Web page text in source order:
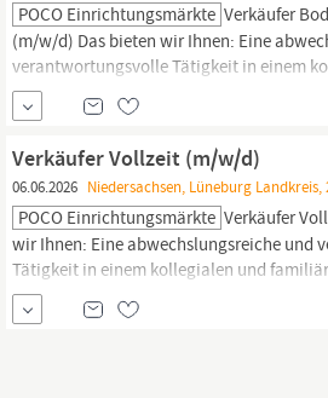
POCO Einrichtungsmärkte Verkäufer
(m/w/d) Das bieten wir Ihnen: Eine
verantwortungsvolle Tätigkeit in einem
familiären Arbeitsumfeld Sonderurlaub für
Personalrabatt in all unseren
Einkaufsvorteile bei Kooperationsfirmen
Leasing Attraktive Zusatzleistungen wie z...
Verkäufer Vollzeit (m/w/d)
06.06.2026 Niedersachsen, Lüneburg Landkreis,
POCO Einrichtungsmärkte Verkäufer
wir Ihnen: Eine abwechslungsreiche und
Tätigkeit in einem kollegialen und
Sonderurlaub für besondere Anlässe
Einrichtungsmärkten Interessante